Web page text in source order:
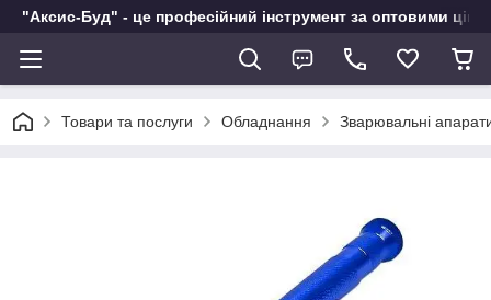
"Аксис-Буд" - це професійний інструмент за оптовими
Товари та послуги Обладнання Зварювальні